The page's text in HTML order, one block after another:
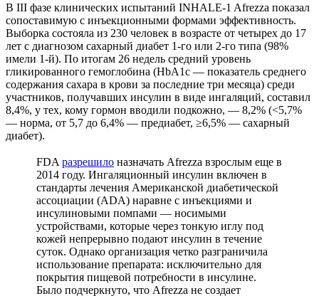
В III фазе клинических испытаний INHALE‑1 Afrezza показал
сопоставимую с инъекционными формами эффективность.
Выборка состояла из 230 человек в возрасте от четырех до 17
лет с диагнозом сахарный диабет 1-го или 2-го типа (98%
имели 1-й). По итогам 26 недель средний уровень
гликированного гемоглобина (HbA1c — показатель среднего
содержания сахара в крови за последние три месяца) среди
участников, получавших инсулин в виде ингаляций, составил
8,4%, у тех, кому гормон вводили подкожно, — 8,2% (<5,7%
— норма, от 5,7 до 6,4% — предиабет, ≥6,5% — сахарный
диабет).
FDA разрешило назначать Afrezza взрослым еще в
2014 году. Ингаляционный инсулин включен в
стандарты лечения Американской диабетической
ассоциации (ADA) наравне с инъекциями и
инсулиновыми помпами — носимыми
устройствами, которые через тонкую иглу под
кожей непрерывно подают инсулин в течение
суток. Однако организация четко разграничила
использование препарата: исключительно для
покрытия пищевой потребности в инсулине.
Было подчеркнуто, что Afrezza не создает